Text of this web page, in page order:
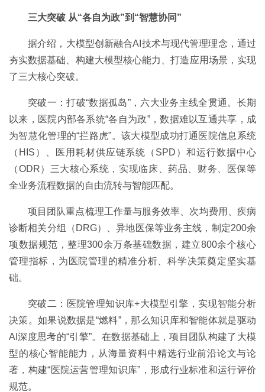
三大突破 从“各自为政”到“智慧协同”
据介绍，大模型创新融合AI技术与现代管理理念，通过
夯实数据基础、构建大模型核心能力、打造应用场景，实现
了三大核心突破。
突破一：打破“数据孤岛”，六大业务主线全贯通。长期
以来，医院内部各系统“各自为政”，数据难以互通共享，成
为智慧化管理的“拦路虎”。该大模型成功打通医院信息系统
（HIS）、医用耗材供应链系统（SPD）和运行数据中心
（ODR）三大核心系统，实现临床、药品、财务、医保等
全业务流程数据的自由流转与智能匹配。
项目团队重点梳理工作量与服务效率、次均费用、疾病
诊断相关分组（DRG）、异地医保等业务主线，制定200余
项数据规范，整理300余万条基础数据，建立800余个核心
管理指标，为医院管理的精准分析、科学决策奠定坚实基
础。
突破二：医院管理知识库+大模型引擎，实现智能分析
决策。如果说数据是“燃料”，那么知识库和智能体就是驱动
AI深度思考的“引擎”。在数据基础上，项目团队构建了大模
型的核心智能能力，从海量资料中精选行业前沿论文与论
著，构建“医院运营管理知识库”，形成行业标准和运行评价
规范。